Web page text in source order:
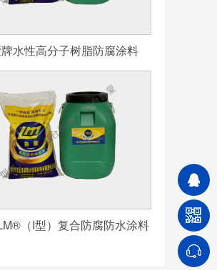
水性高分子树脂防腐涂料
（I型）复合防腐防水涂料